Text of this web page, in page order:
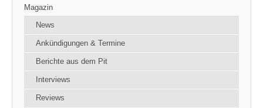
Magazin
News
Ankündigungen & Termine
Berichte aus dem Pit
Interviews
Reviews